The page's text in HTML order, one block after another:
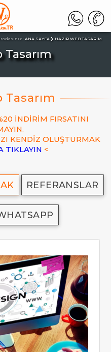
: HAZIR WEB TASARIM
ANA SAYFA
Tasarım
İNDİRİM FIRSATINI
KENDİZ OLUŞTURMAK
TIKLAYIN <
REFERANSLAR